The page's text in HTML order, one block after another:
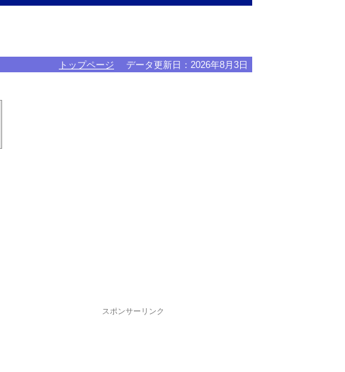
トップページ データ更新日： 2026年8月3日
スポンサーリンク